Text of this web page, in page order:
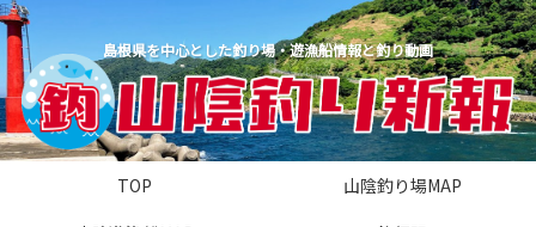
島根県を中心とした釣り場・遊漁船情報と釣り動画
TOP
山陰釣り場MAP